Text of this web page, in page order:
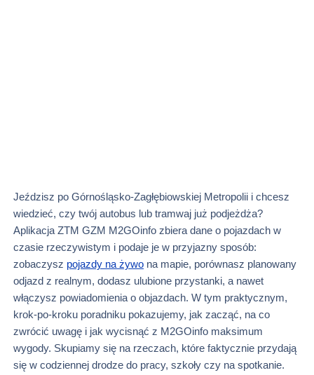
Jeździsz po Górnośląsko‑Zagłębiowskiej Metropolii i chcesz
wiedzieć, czy twój autobus lub tramwaj już podjeżdża?
Aplikacja ZTM GZM M2GOinfo zbiera dane o pojazdach w
czasie rzeczywistym i podaje je w przyjazny sposób:
zobaczysz pojazdy na żywo na mapie, porównasz planowany
odjazd z realnym, dodasz ulubione przystanki, a nawet
włączysz powiadomienia o objazdach. W tym praktycznym,
krok‑po‑kroku poradniku pokazujemy, jak zacząć, na co
zwrócić uwagę i jak wycisnąć z M2GOinfo maksimum
wygody. Skupiamy się na rzeczach, które faktycznie przydają
się w codziennej drodze do pracy, szkoły czy na spotkanie.